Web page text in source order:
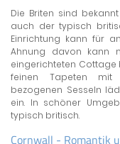
Die Briten sind
auch der typisch
Einrichtung kann für
Ahnung davon kann
eingerichteten Cottage
feinen Tapeten mit
bezogenen Sesseln
ein. In schöner
typisch britisch.
Cornwall - Romantik